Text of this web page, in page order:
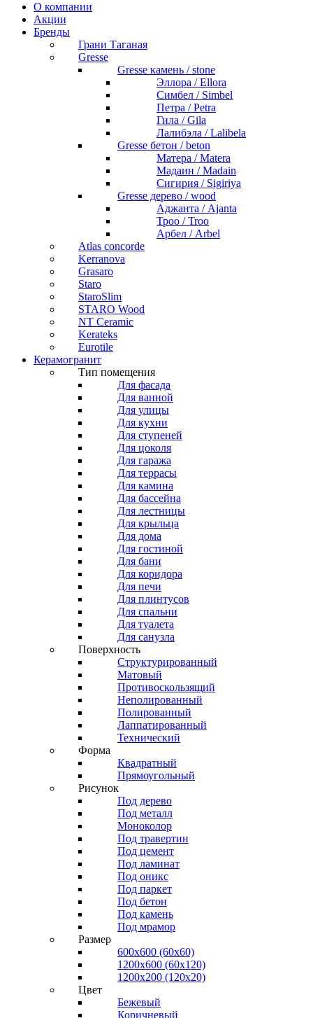
О компании
Акции
Бренды
Грани Таганая
Gresse
Gresse камень / stone
Эллора / Ellora
Симбел / Simbel
Петра / Petra
Гила / Gila
Лалибэла / Lalibela
Gresse бетон / beton
Матера / Matera
Мадаин / Madain
Сигирия / Sigiriya
Gresse дерево / wood
Аджанта / Ajanta
Троо / Troo
Арбел / Arbel
Atlas concorde
Kerranova
Grasaro
Staro
StaroSlim
STARO Wood
NT Ceramic
Kerateks
Eurotile
Керамогранит
Тип помещения
Для фасада
Для ванной
Для улицы
Для кухни
Для ступеней
Для цоколя
Для гаража
Для террасы
Для камина
Для бассейна
Для лестницы
Для крыльца
Для дома
Для гостиной
Для бани
Для коридора
Для печи
Для плинтусов
Для спальни
Для туалета
Для санузла
Поверхность
Структурированный
Матовый
Противоскользящий
Неполированный
Полированный
Лаппатированный
Технический
Форма
Квадратный
Прямоугольный
Рисунок
Под дерево
Под металл
Моноколор
Под травертин
Под цемент
Под ламинат
Под оникс
Под паркет
Под бетон
Под камень
Под мрамор
Размер
600х600 (60х60)
1200х600 (60х120)
1200х200 (120x20)
Цвет
Бежевый
Коричневый